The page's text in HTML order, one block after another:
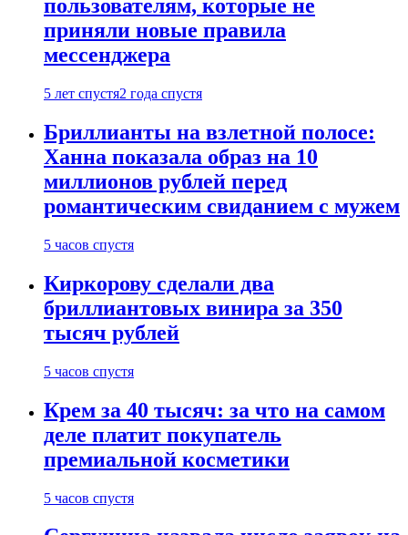
пользователям, которые не
приняли новые правила
мессенджера
5 лет спустя2 года спустя
Бриллианты на взлетной полосе:
Ханна показала образ на 10
миллионов рублей перед
романтическим свиданием с мужем
5 часов спустя
Киркорову сделали два
бриллиантовых винира за 350
тысяч рублей
5 часов спустя
Крем за 40 тысяч: за что на самом
деле платит покупатель
премиальной косметики
5 часов спустя